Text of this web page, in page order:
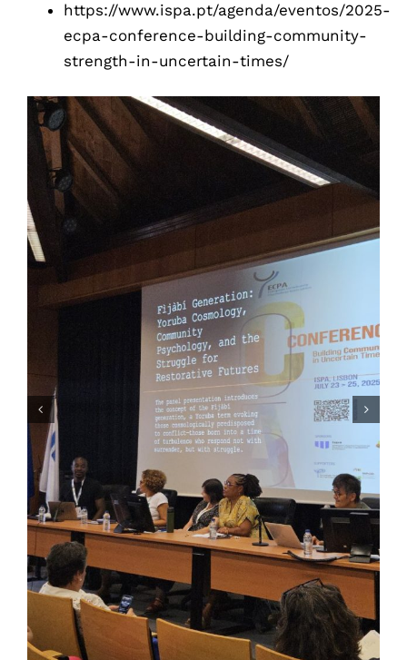
https://www.ispa.pt/agenda/eventos/2025-
ecpa-conference-building-community-
strength-in-uncertain-times/